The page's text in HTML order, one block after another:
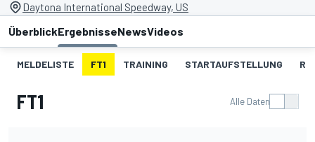
Daytona International Speedway, US
ÜberblickErgebnisseNewsVideos
MELDELISTE FT1 TRAINING STARTAUFSTELLUNG
FT1 Alle Daten